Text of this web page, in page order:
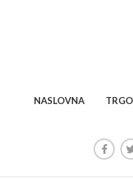
NASLOVNA